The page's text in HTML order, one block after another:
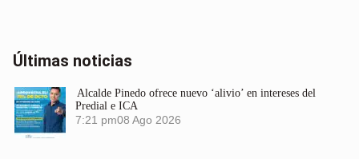
Últimas noticias
Alcalde Pinedo ofrece nuevo ‘alivio’ en intereses del
Predial e ICA
7:21 pm08 Ago 2026